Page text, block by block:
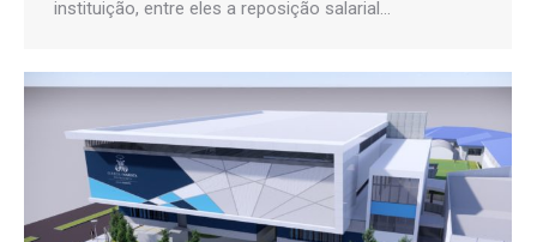
instituição, entre eles a reposição salarial…